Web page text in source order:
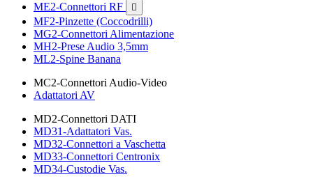
ME2-Connettori RF 
MF2-Pinzette (Coccodrilli)
MG2-Connettori Alimentazione
MH2-Prese Audio 3,5mm
ML2-Spine Banana
MC2-Connettori Audio-Video
Adattatori AV
MD2-Connettori DATI
MD31-Adattatori Vas.
MD32-Connettori a Vaschetta
MD33-Connettori Centronix
MD34-Custodie Vas.